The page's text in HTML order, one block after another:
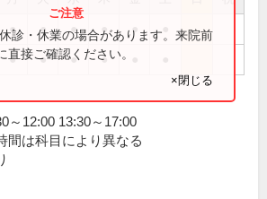
● ● ● ● ●
● ● ● ●
診・休業の場合があります。来院前
直接ご確認ください。
×閉じる
～12:00 13:30～17:00
間は科目により異なる